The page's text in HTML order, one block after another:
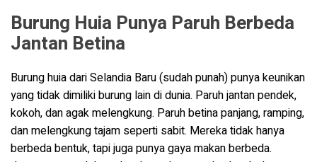
Burung Huia Punya Paruh Berbeda
Jantan Betina
Burung huia dari Selandia Baru (sudah punah) punya keunikan
yang tidak dimiliki burung lain di dunia. Paruh jantan pendek,
kokoh, dan agak melengkung. Paruh betina panjang, ramping,
dan melengkung tajam seperti sabit. Mereka tidak hanya
berbeda bentuk, tapi juga punya gaya makan berbeda.